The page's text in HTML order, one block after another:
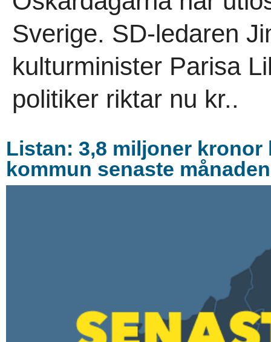
Sverige. SD-ledaren
kulturminister Parisa
politiker riktar nu kr..
Listan: 3,8 miljoner
kommun senaste månaden